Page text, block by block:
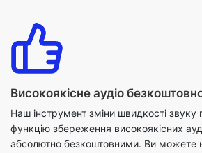
Високоякісне аудіо безкоштовно
Наш інструмент зміни швидкості звуку
функцію збереження високоякісних
перевагами нашого інструменту без
гарантуючи, що ваші аудіофайли
Відчуйте зручність та досконалість
інструменту, коли ви вдосконалюєте